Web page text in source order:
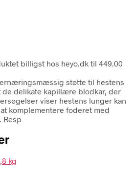
billigst hos heyo.dk til 449.00
støtte til hestens
delikate kapillære blodkar, der
viser hestens lunger kan
komplementere foderet med
Resp